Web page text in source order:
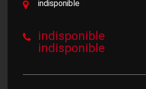
indisponible
indisponible
indisponible